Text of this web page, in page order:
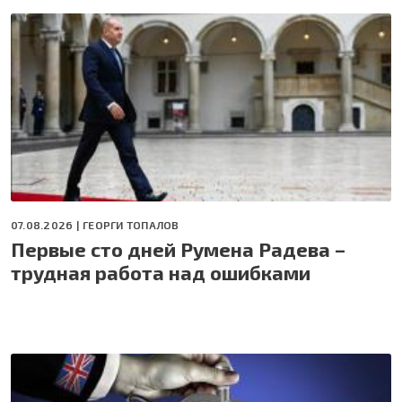
07.08.2026 | ГЕОРГИ ТОПАЛОВ
Первые сто дней Румена Радева –
трудная работа над ошибками